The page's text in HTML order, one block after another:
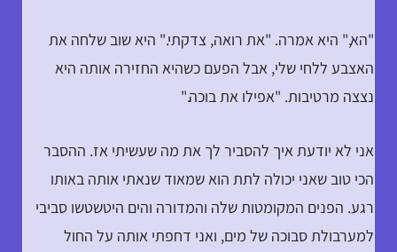
"הא," היא אמרה. "את רואה, צדקתי." היא שוב שלחה את
האצבע ללחי שלי, אבל הפעם כשהיא החזירה אותה היא
נצצה מרטיבות. "אפילו את בוכה."
אני לא יודעת איך להסביר לך את מה שעשיתי אז. ההסבר
הכי טוב שאני יכולה לתת הוא שמאוד שנאתי אותה באותו
רגע. הפנים המקומטות שלה והמדורה והים היטשטשו סביבי
למערבולת סבוכה של מים, ואני דחפתי אותה על החול